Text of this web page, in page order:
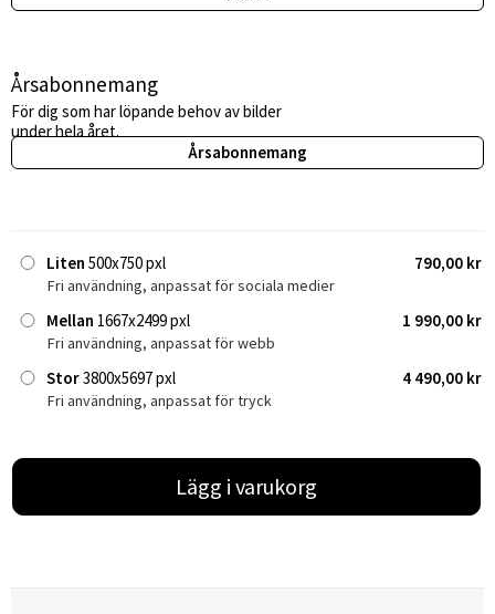
Årsabonnemang
För dig som har löpande behov av bilder
under hela året.
Årsabonnemang
Liten 500x750 pxl 790,00 kr
Fri användning, anpassat för sociala medier
Mellan 1667x2499 pxl 1 990,00 kr
Fri användning, anpassat för webb
Stor3800x5697 pxl 4 490,00 kr
Fri användning, anpassat för tryck
Lägg i varukorg